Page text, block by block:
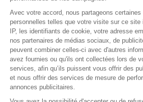
Graduation : 100 g
Mesure électronique fiable
Il est idéal pour surveiller l’évolution
cadre d’un suivi santé ou bien-être.
Plateau en verre trempé robuste
Le plateau du pèse-personne est
offrant :